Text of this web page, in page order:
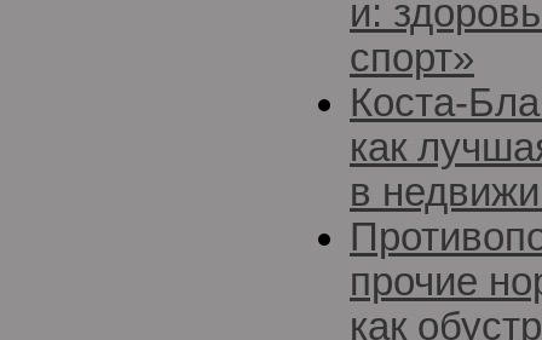
и:
спорт»
Коста-
как
в
прочие
как